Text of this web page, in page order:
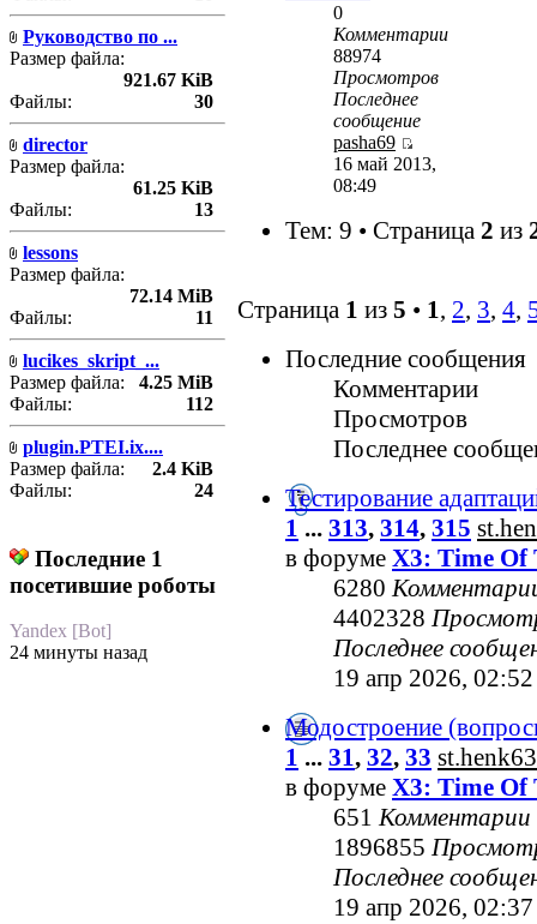
Руководство по ...
Размер файла:
921.67 KiB
Файлы:
30
director
Размер файла:
61.25 KiB
Файлы:
13
lessons
Размер файла:
72.14 MiB
Файлы:
11
lucikes_skript_...
Размер файла:
4.25 MiB
Файлы:
112
plugin.PTEI.ix....
Размер файла:
2.4 KiB
Файлы:
24
Последние 1
посетившие роботы
Yandex [Bot]
24 минуты назад
0
Комментарии
88974
Просмотров
Последнее
сообщение
pasha69
16 май 2013,
08:49
Тем: 9 • Страница 2 из
Страница 1 из 5 • 1, 2, 3, 4,
Последние сообщения
Комментарии
Просмотров
Последнее
Тестирование
1 ... 313, 314, 315
в форуме X3: Time Of
6280
4402328
Последнее
19 апр 2026, 02:52
Модостроение
1 ... 31, 32, 33 st.henk63
в форуме X3: Time Of
651Комментарии
1896855
Последнее
19 апр 2026, 02:37